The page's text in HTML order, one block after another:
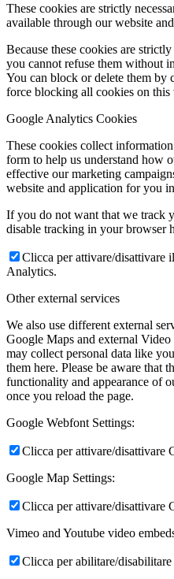
These cookies are strictly
available through our website
Because these cookies are
you cannot refuse them without
You can block or delete them by
force blocking all cookies on this
Google Analytics Cookies
These cookies collect
form to help us understand how
effective our marketing
website and application for you
If you do not want that we track
disable tracking in your browser
Clicca per attivare/disattivare
Analytics.
Other external services
We also use different external
Google Maps and external
may collect personal data like
them here. Please be aware that
functionality and appearance of
once you reload the page.
Google Webfont Settings:
Clicca per attivare/disattivare
Google Map Settings:
Clicca per attivare/disattivare
Vimeo and Youtube video
Clicca per abilitare/